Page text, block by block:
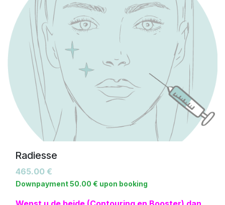
Radiesse
465.00 €
Downpayment50.00 € upon booking